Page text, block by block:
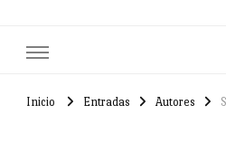
Inicio Entradas Autores